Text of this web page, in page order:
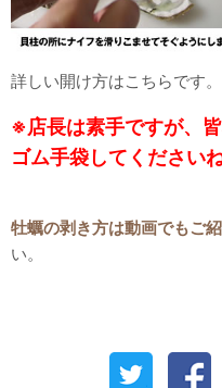
詳しい開け方はこちらです
※店長は素手ですが、
ゴム手袋してください
牡蠣の剥き方は動画でもご
い。